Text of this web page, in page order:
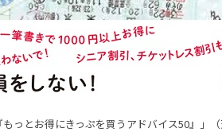
っとお得にきっぷを買うアドバイス50』」（